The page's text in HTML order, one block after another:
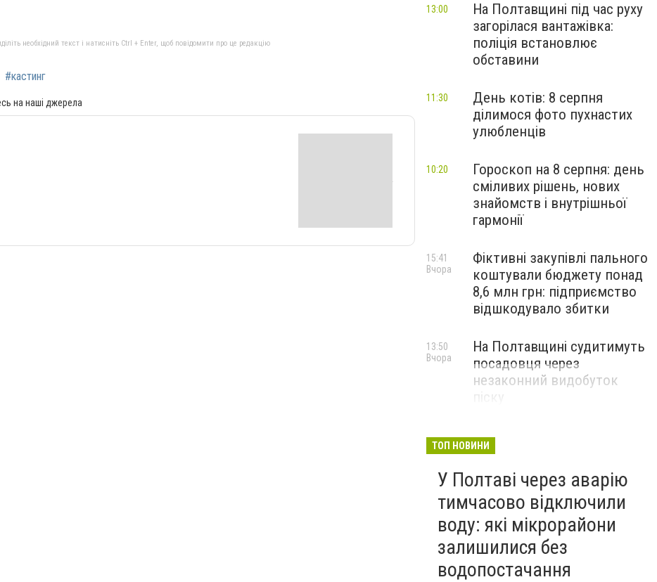
необхідний текст і натисніть Ctrl + Enter, щоб повідомити про це редакцію
#кастинг
на наші джерела
На Полтавщині під час руху
загорілася вантажівка:
поліція встановлює
обставини
13:00
День котів: 8 серпня
ділимося фото пухнастих
улюбленців
11:30
Гороскоп на 8 серпня: день
сміливих рішень, нових
знайомств і внутрішньої
гармонії
10:20
Фіктивні закупівлі пального
коштували бюджету понад
8,6 млн грн: підприємство
відшкодувало збитки
15:41
Вчора
На Полтавщині судитимуть
посадовця через
незаконний видобуток
13:50
Вчора
ТОП НОВИНИ
У Полтаві через аварію
тимчасово відключили
воду: які мікрорайони
залишилися без
водопостачання